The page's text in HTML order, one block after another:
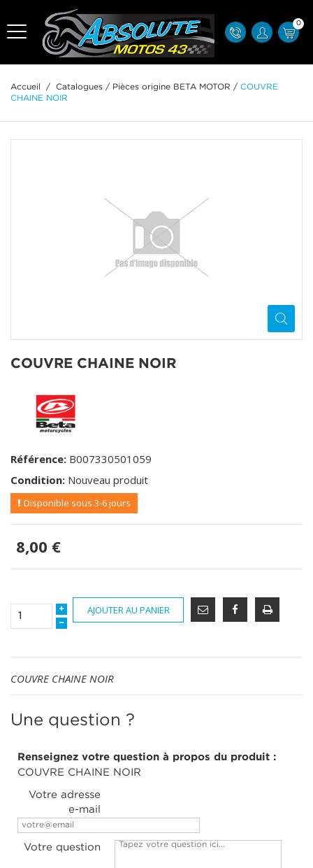
0
Accueil / Catalogues / Pièces origine BETA MOTOR / COUVRE
CHAINE NOIR
COUVRE CHAINE NOIR
Référence: B007330501059
Condition: Nouveau produit
Disponible sous 3-6 jours
8,00 €
AJOUTER AU PANIER
COUVRE CHAINE NOIR
Une question ?
Renseignez votre question à propos du produit :
COUVRE CHAINE NOIR
Votre adresse
e-mail
Votre question